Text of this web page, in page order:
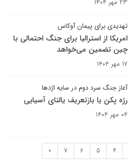
۲۳ مهر ۱۴۰۴
تهدیدی برای پیمان آوکاس
امریکا از استرالیا برای جنگ احتمالی با
چین تضمین می‌خواهد
۱۷ مهر ۱۴۰۴
آغاز جنگ سرد دوم در سایه اژدها
رژه پکن یا بازتعریف یالتای آسیایی
۰۴ مهر ۱۴۰۴
4
5
6
7
»